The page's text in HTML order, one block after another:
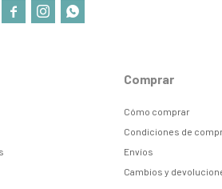
Comprar
Cómo comprar
Condiciones de
Envíos
Cambios y
  